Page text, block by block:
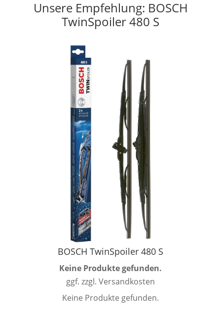
Unsere Empfehlung: BOSCH
TwinSpoiler 480 S
BOSCH TwinSpoiler 480 S
Keine Produkte gefunden.
ggf. zzgl. Versandkosten
Keine Produkte gefunden.